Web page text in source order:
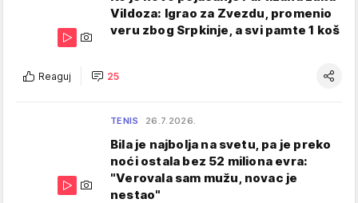
Vildoza: Igrao za Zvezdu, promenio
veru zbog Srpkinje, a svi pamte 1 koš
Reaguj 25
TENIS 26.7.2026.
Bila je najbolja na svetu, pa je preko
noći ostala bez 52 miliona evra:
"Verovala sam mužu, novac je
nestao"